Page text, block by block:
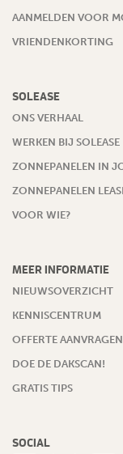
AANMELDEN VOOR
VRIENDENKORTING
SOLEASE
ONS VERHAAL
WERKEN BIJ SOLEASE
ZONNEPANELEN IN
ZONNEPANELEN
VOOR WIE?
MEER INFORMATIE
NIEUWSOVERZICHT
KENNISCENTRUM
OFFERTE AANVRAGEN
DOE DE DAKSCAN!
GRATIS TIPS
SOCIAL